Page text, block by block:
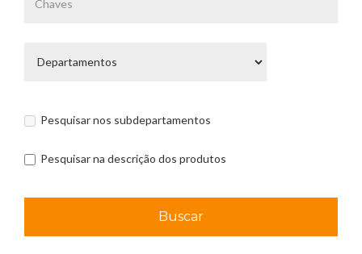
Pesquisar nos subdepartamentos
Pesquisar na descrição dos produtos